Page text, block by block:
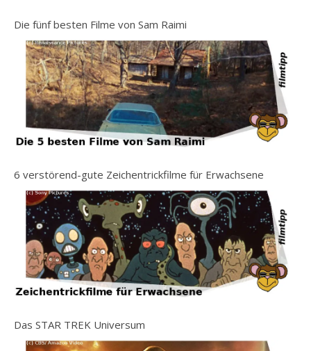
Die fünf besten Filme von Sam Raimi
6 verstörend-gute Zeichentrickfilme für Erwachsene
Das STAR TREK Universum